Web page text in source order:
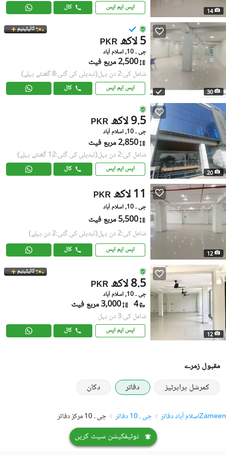
14 ایس ایم ایس کال
30
ٹائیٹینیم
PKR 5 لاکھ
جی ۔ 10, اسلام آباد
2,500 مربع فیٹ
شامل کی:2 دن پہل (تبدیلی کی گئی:8 گھنٹے پہلے)
ایس ایم ایس کال
20
PKR 9.5 لاکھ
جی ۔ 10, اسلام آباد
2,850 مربع فیٹ
شامل کی:2 دن پہل (تبدیلی کی گئی:12 گھنٹے پہلے)
ایس ایم ایس کال
12
PKR 11 لاکھ
جی ۔ 10, اسلام آباد
5,500 مربع فیٹ
شامل کی:2 دن پہل (تبدیلی کی گئی:2 دن پہلے)
ایس ایم ایس کال
12
ٹائیٹینیم
PKR 8.5 لاکھ
جی ۔ 10, اسلام آباد
4 3,000 مربع فیٹ
شامل کی:3 دن پہل
ایس ایم ایس کال
مقبول زمرے
کمرشل پراپرٹیز
دفاتر دکان
Zameenاسلام آباد دفاتر جی ۔ 10 دفاتر جی ۔ 10 مرکز دفاتر
نوٹیفکیشن سیٹ کریں